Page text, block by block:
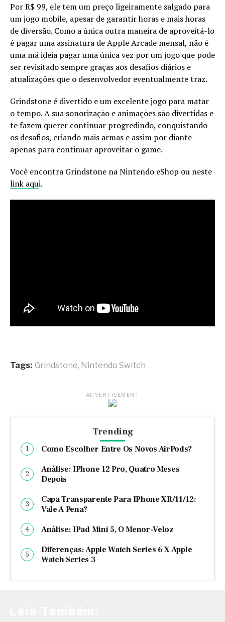
Por R$ 99, ele tem um preço ligeiramente salgado para
um jogo mobile, apesar de garantir horas e mais horas
de diversão. Como a única outra maneira de aproveitá-lo
é pagar uma assinatura de Apple Arcade mensal, não é
uma má ideia pagar uma única vez por um jogo que pode
ser revisitado sempre graças aos desafios diários e
atualizações que o desenvolvedor eventualmente traz.
Grindstone é divertido e um excelente jogo para matar
o tempo. A sua sonorização e animações são divertidas e
te fazem querer continuar progredindo, conquistando
os desafios, criando mais armas e assim por diante
apenas para continuar aproveitar o game.
Você encontra Grindstone na Nintendo eShop ou neste
link aqui.
Tags: Grindstone, Nintendo Switch
ADVERTISEMENT
Trending
Como Escolher Entre Os Novos AirPods?
Análise: IPhone 12 Pro, Quatro Meses
Depois
Capa Transparente Para IPhone XR/11/12:
Vale A Pena?
Análise: IPad Mini 5, O Menor-Veloz
Diferenças: Apple Watch Series 6 X Apple
Watch Series 3